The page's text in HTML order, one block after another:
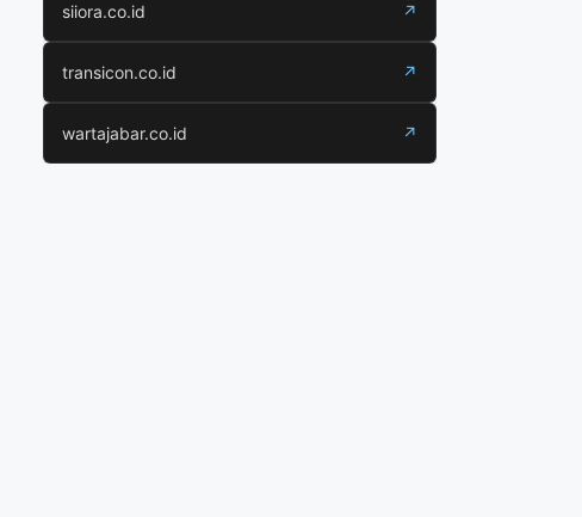
siiora.co.id ↗
transicon.co.id ↗
wartajabar.co.id ↗